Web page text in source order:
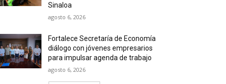
Sinaloa
agosto 6, 2026
Fortalece Secretaría de Economía
diálogo con jóvenes empresarios
para impulsar agenda de trabajo
agosto 6, 2026